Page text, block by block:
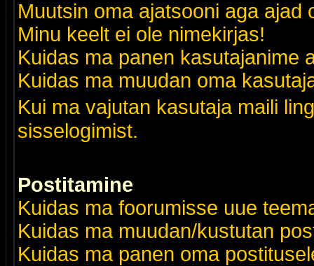
Muutsin oma ajatsooni aga ajad
Minu keelt ei ole nimekirjas!
Kuidas ma panen kasutajanime
Kuidas ma muudan oma
Kui ma vajutan kasutaja maili
sisselogimist.
Postitamine
Kuidas ma foorumisse uue
Kuidas ma muudan/kustutan
Kuidas ma panen oma